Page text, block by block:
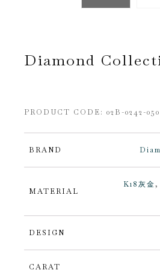
Diamond
PRODUCT CODE: 02B-0242-050
BRAND
MATERIAL
K18灰金,
DESIGN
CARAT